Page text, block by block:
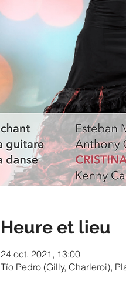
Heure et lieu
24 oct. 2021, 13:00
Tío Pedro (Gilly, Charleroi),